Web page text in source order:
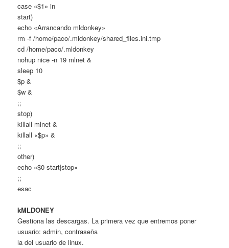
case «$1» in
start)
echo «Arrancando mldonkey»
rm -f /home/paco/.mldonkey/shared_files.ini.tmp
cd /home/paco/.mldonkey
nohup nice -n 19 mlnet &
sleep 10
$p &
$w &
;;
stop)
killall mlnet &
killall «$p» &
;;
other)
echo «$0 start|stop»
;;
esac
kMLDONEY
Gestiona las descargas. La primera vez que entremos poner
usuario: admin, contraseña
la del usuario de linux.